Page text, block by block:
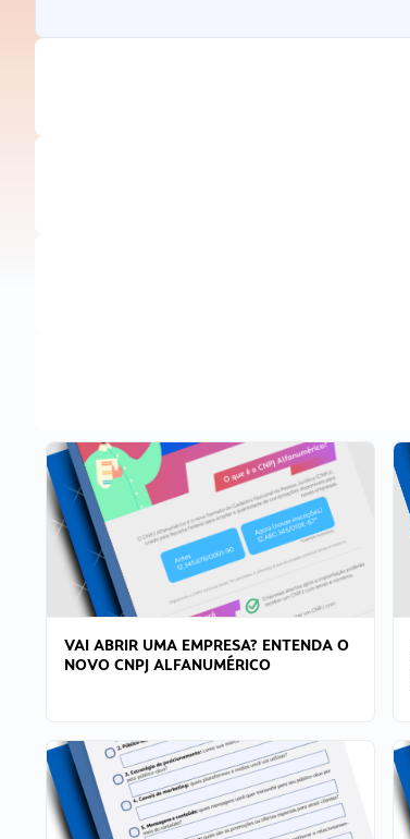
VAI ABRIR UMA EMPRESA? ENTENDA O
NOVO CNPJ ALFANUMÉRICO